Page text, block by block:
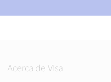
Acerca de Visa